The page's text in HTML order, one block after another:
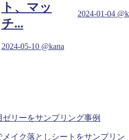
ト、マッ
チ...
2024-05-10 @kana
2024-01-04
リーをサンプリング事例
イク落としシートをサンプリン